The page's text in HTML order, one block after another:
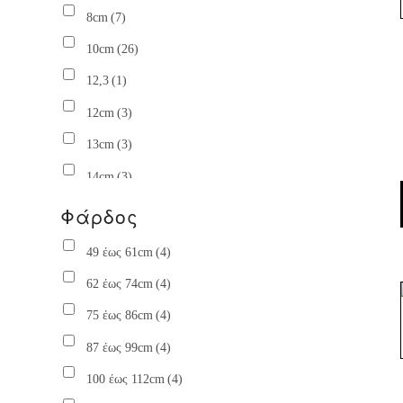
Χρυσό mat
Χρώμιο (118)
Γραφίτης
8cm (7)
10cm (26)
12,3 (1)
12cm (3)
13cm (3)
14cm (3)
15cm
Φάρδος
49 έως 61cm (4)
62 έως 74cm (4)
75 έως 86cm (4)
87 έως 99cm (4)
100 έως 112cm (4)